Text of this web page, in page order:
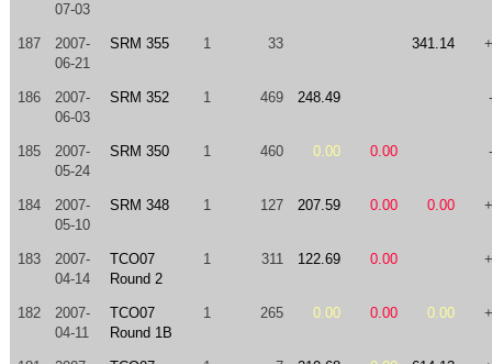
07-03
187
2007-
06-21
SRM 355 1 33 341.14
186
2007-
06-03
SRM 352 1 469 248.49
185
2007-
05-24
SRM 350 1 460 0.00 0.00
184
2007-
05-10
SRM 348 1 127 207.59 0.00 0.00
183
2007-
04-14
TCO07
Round 2
1 311 122.69 0.00
182
2007-
04-11
TCO07
Round 1B
1 265 0.00 0.00 0.00